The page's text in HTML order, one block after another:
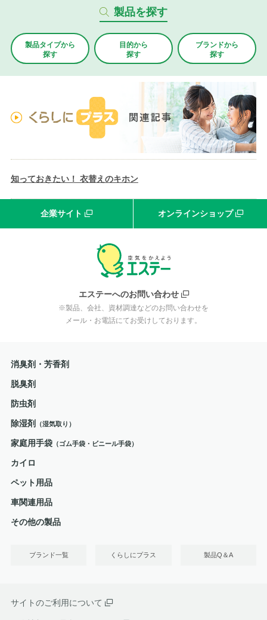
製品を探す
製品タイプから
探す
目的から
探す
ブランドから
探す
知っておきたい！ 衣替えのキホン
企業サイト オンラインショップ
エステーへのお問い合わせ
※製品、会社、資材調達などのお問い合わせを
メール・お電話にてお受けしております。
消臭剤・芳香剤
脱臭剤
防虫剤
除湿剤 （湿気取り）
家庭用手袋（ゴム手袋・ビニール手袋）
カイロ
ペット用品
車関連用品
その他の製品
ブランド一覧 くらしにプラス 製品Q＆A
サイトのご利用について